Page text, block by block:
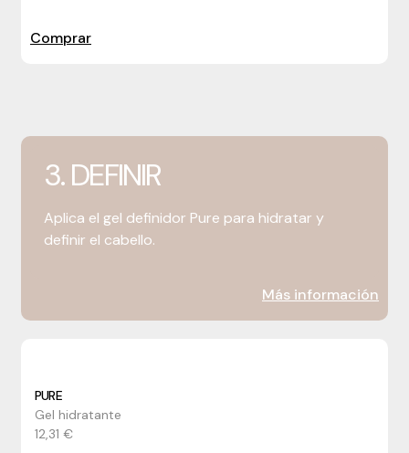
Comprar
3. DEFINIR
Aplica el gel definidor Pure para hidratar y
definir el cabello.
Más información
PURE
Gel hidratante
12,31 €